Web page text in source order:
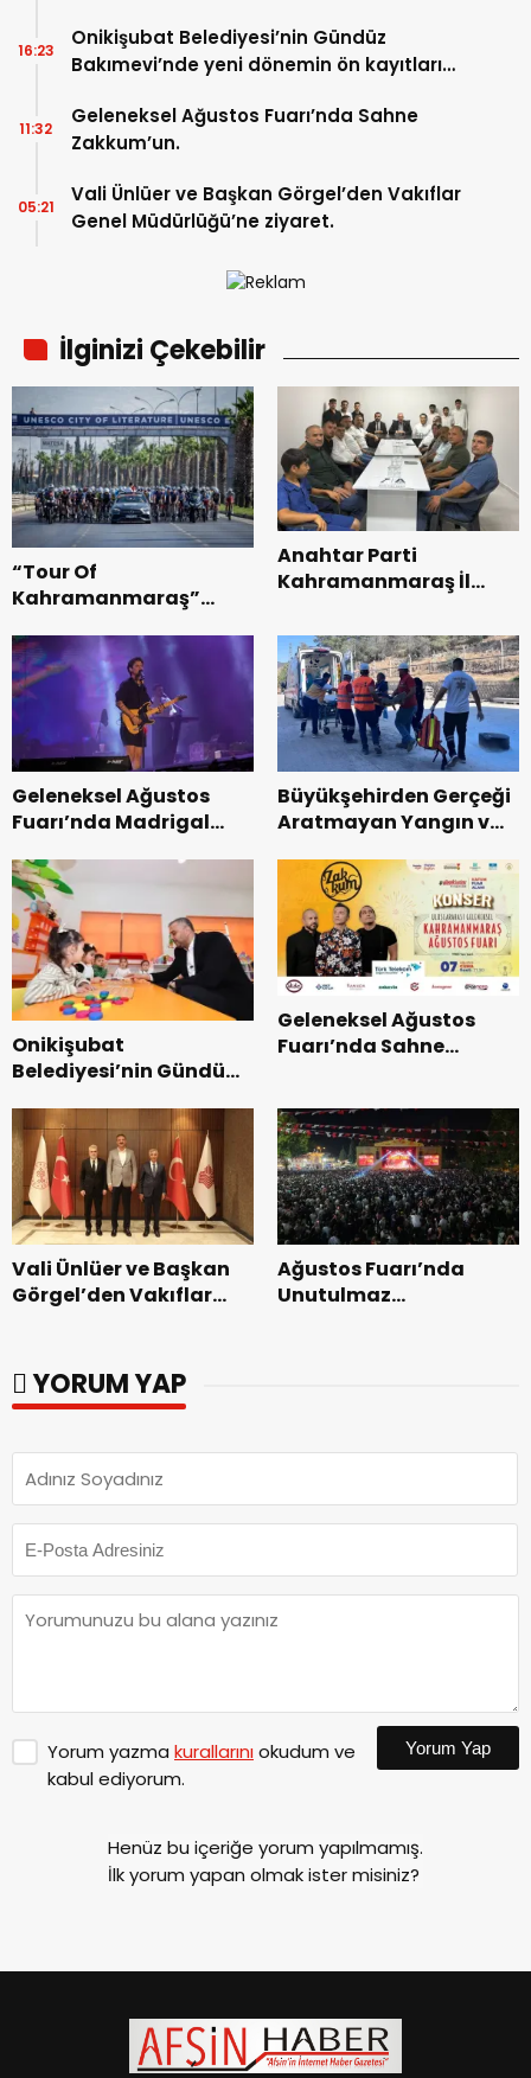
Onikişubat Belediyesi’nin Gündüz
Bakımevi’nde yeni dönemin ön kayıtları
16:23
Geleneksel Ağustos Fuarı’nda Sahne
Zakkum’un.
11:32
Vali Ünlüer ve Başkan Görgel’den Vakıflar
Genel Müdürlüğü’ne ziyaret.
05:21
İlginizi Çekebilir
“Tour Of
Kahramanmaraş”
Bisikleti Turnuvası
Tamamlandı.
Anahtar Parti
Kahramanmaraş İl
Teşkilatı ile buluştu.
Geleneksel Ağustos
Fuarı’nda Madrigal
Büyükşehirden Gerçeği
Aratmayan Yangın ve
Onikişubat
Belediyesi’nin Gündüz
dönemin ön kayıtları
başladı.
Geleneksel Ağustos
Fuarı’nda Sahne
Vali Ünlüer ve Başkan
Görgel’den Vakıflar
Ağustos Fuarı’nda
Unutulmaz
YORUM YAP
Yorum yazma kurallarınıokudum ve
kabul ediyorum.
Yorum Yap
Henüz bu içeriğe yorum yapılmamış.
İlk yorum yapan olmak ister misiniz?